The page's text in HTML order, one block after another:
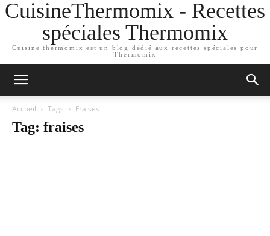
CuisineThermomix - Recettes
spéciales Thermomix
Cuisine thermomix est un blog dédié aux recettes spéciales pour
Thermomix
Accueil Tags Fraises
Tag: fraises